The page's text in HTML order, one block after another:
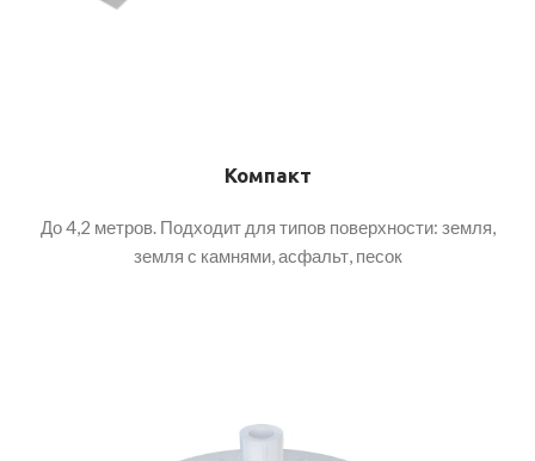
Компакт
До 4,2 метров. Подходит для типов поверхности: земля,
земля с камнями, асфальт, песок